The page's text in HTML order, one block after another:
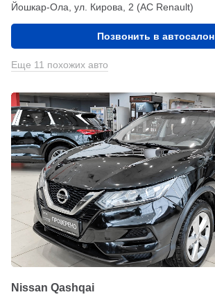
Йошкар-Ола, ул. Кирова, 2 (АС Renault)
Позвонить в автосалон
Еще 11 похожих авто
Nissan Qashqai